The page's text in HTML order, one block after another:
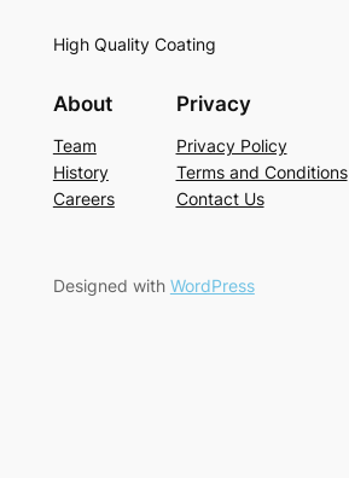
High Quality Coating
About
Team
History
Careers
Privacy
Privacy Policy
Terms and Conditions
Contact Us
Designed with WordPress